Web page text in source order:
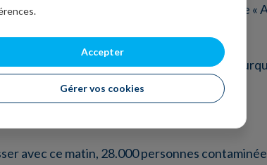
Ce qui relativise évidemment grandement le «
américaine a terminé en nette hausse,
avec ce matin, 28.000 personnes
Accepter
Gérer vos cookies